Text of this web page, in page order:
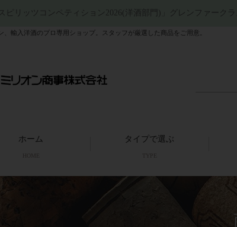
ピリッツコンペティション2026(洋酒部門)」グレンファーク
、輸入洋酒のプロ専用ショップ。スタッフが厳選した商品をご用意。
ホーム タイプで選ぶ
TYPE